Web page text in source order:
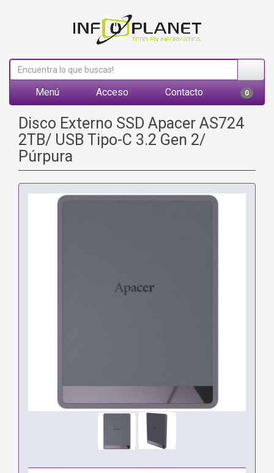
Menú Acceso Contacto 0
Disco Externo SSD Apacer AS724
2TB/ USB Tipo-C 3.2 Gen 2/
Púrpura